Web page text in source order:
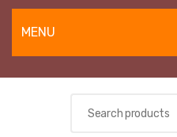
MENU
EQUINOS
BOVINOS E OVINOS